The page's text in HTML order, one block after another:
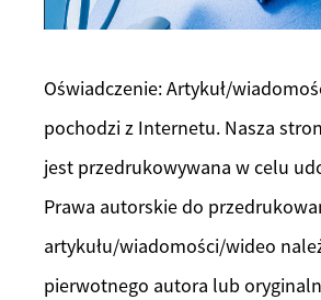
Oświadczenie: Artykuł/
pochodzi z Internetu. Nasza
jest przedrukowywana w celu
Prawa autorskie do
artykułu/wiadomości/wideo
pierwotnego autora lub